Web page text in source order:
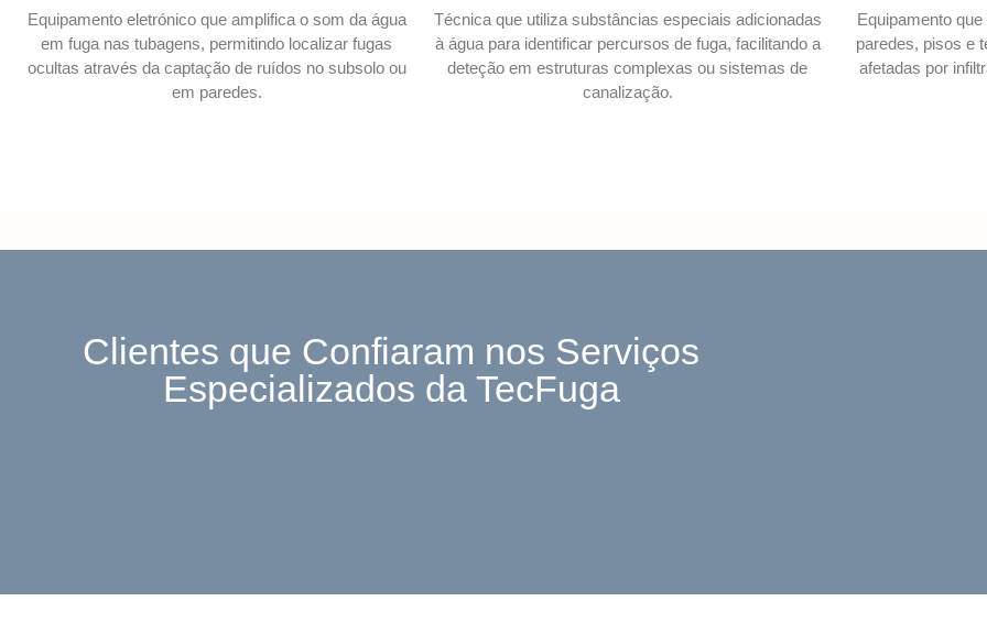
Equipamento eletrónico que amplifica o som da água
em fuga nas tubagens, permitindo localizar fugas
ocultas através da captação de ruídos no subsolo ou
em paredes.
Técnica que utiliza substâncias especiais adicionadas
à água para identificar percursos de fuga, facilitando a
deteção em estruturas complexas ou sistemas de
canalização.
Equipamento
paredes, pisos e
afetadas por
Clientes que Confiaram nos Serviços
Especializados da TecFuga